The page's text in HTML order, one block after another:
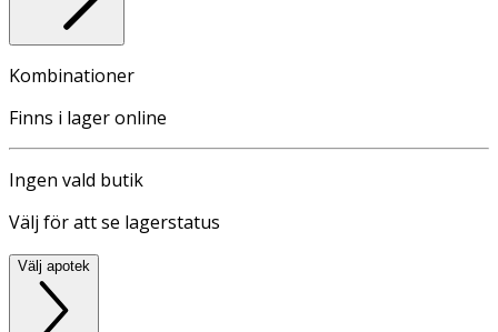
Kombinationer
Finns i lager online
Ingen vald butik
Välj för att se lagerstatus
Välj apotek